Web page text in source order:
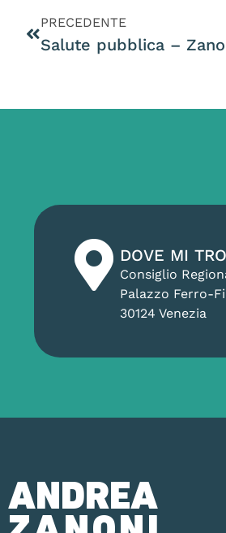
PRECEDENTE
DOVE MI
Consiglio
Palazzo Ferro-
30124 Venezia
ANDREA